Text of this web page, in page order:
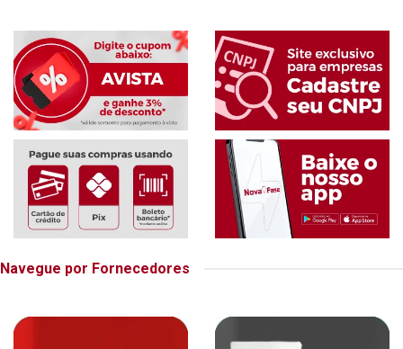
Navegue por Fornecedores